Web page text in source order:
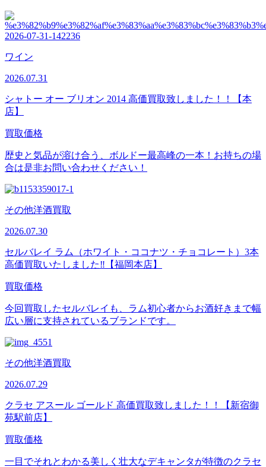
ワイン
2026.07.31
シャトー オー ブリオン 2014 高価買取致しました！！【本
店】
買取価格
歴史と気品が溶け合う、ボルドー最高峰の一本！お持ちの場
合は是非お問い合わせください！
その他洋酒買取
2026.07.30
セルバレイ ラム（ホワイト・ココナツ・チョコレート）3本
高価買取いたしました‼【福岡本店】
買取価格
今回買取したセルバレイも、ラム初心者からお酒好きまで幅
広い層に支持されているブランドです。
その他洋酒買取
2026.07.29
クラセ アスール ゴールド 高価買取致しました！！【新宿御
苑駅前店】
買取価格
一目でそれとわかる美しく壮大なデキャンタが特徴のクラセ